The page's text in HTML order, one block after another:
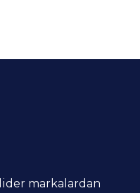
markalardan